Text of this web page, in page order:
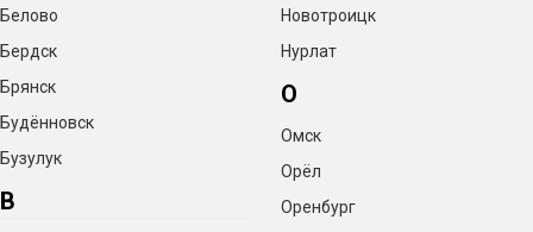
Белово
Бердск
Брянск
Будённовск
Бузулук
В
Новотроицк
Нурлат
О
Омск
Орёл
Оренбург